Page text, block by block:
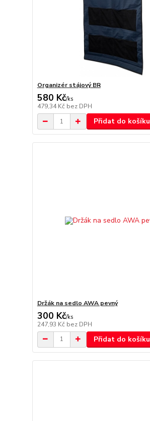
Organizér stájový BR
580 Kč/ks
479,34 Kč bez DPH
Přidat do košíku
Držák na sedlo AWA pevný
300 Kč/ks
247,93 Kč bez DPH
Přidat do košíku